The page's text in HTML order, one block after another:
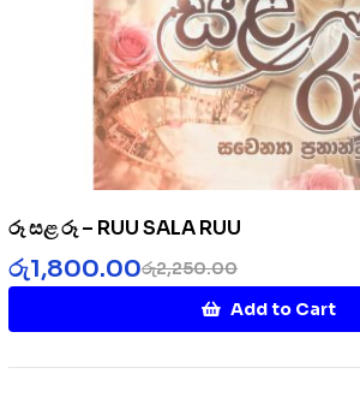
රූ සළ රූ – RUU SALA RUU
රු2,250.00
රු1,800.00
Add to Cart